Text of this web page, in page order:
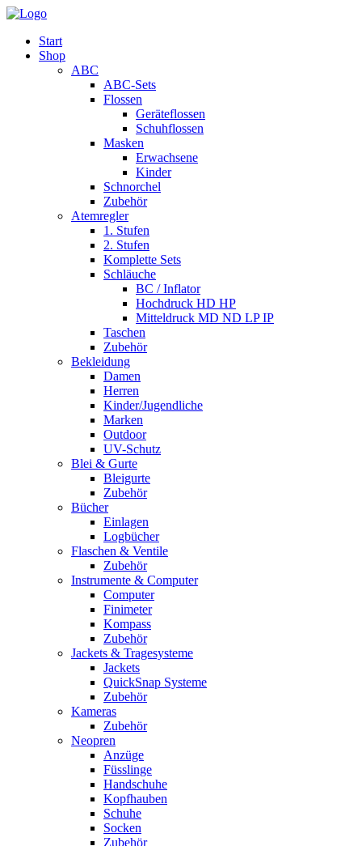
Start
Shop
ABC
ABC-Sets
Flossen
Geräteflossen
Schuhflossen
Masken
Erwachsene
Kinder
Schnorchel
Zubehör
Atemregler
1. Stufen
2. Stufen
Komplette Sets
Schläuche
BC / Inflator
Hochdruck HD HP
Mitteldruck MD ND LP IP
Taschen
Zubehör
Bekleidung
Damen
Herren
Kinder/Jugendliche
Marken
Outdoor
UV-Schutz
Blei & Gurte
Bleigurte
Zubehör
Bücher
Einlagen
Logbücher
Flaschen & Ventile
Zubehör
Instrumente & Computer
Computer
Finimeter
Kompass
Zubehör
Jackets & Tragesysteme
Jackets
QuickSnap Systeme
Zubehör
Kameras
Zubehör
Neopren
Anzüge
Füsslinge
Handschuhe
Kopfhauben
Schuhe
Socken
Zubehör